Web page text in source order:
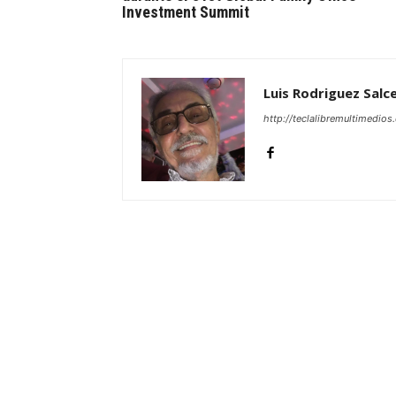
Investment Summit
Luis Rodriguez
http://